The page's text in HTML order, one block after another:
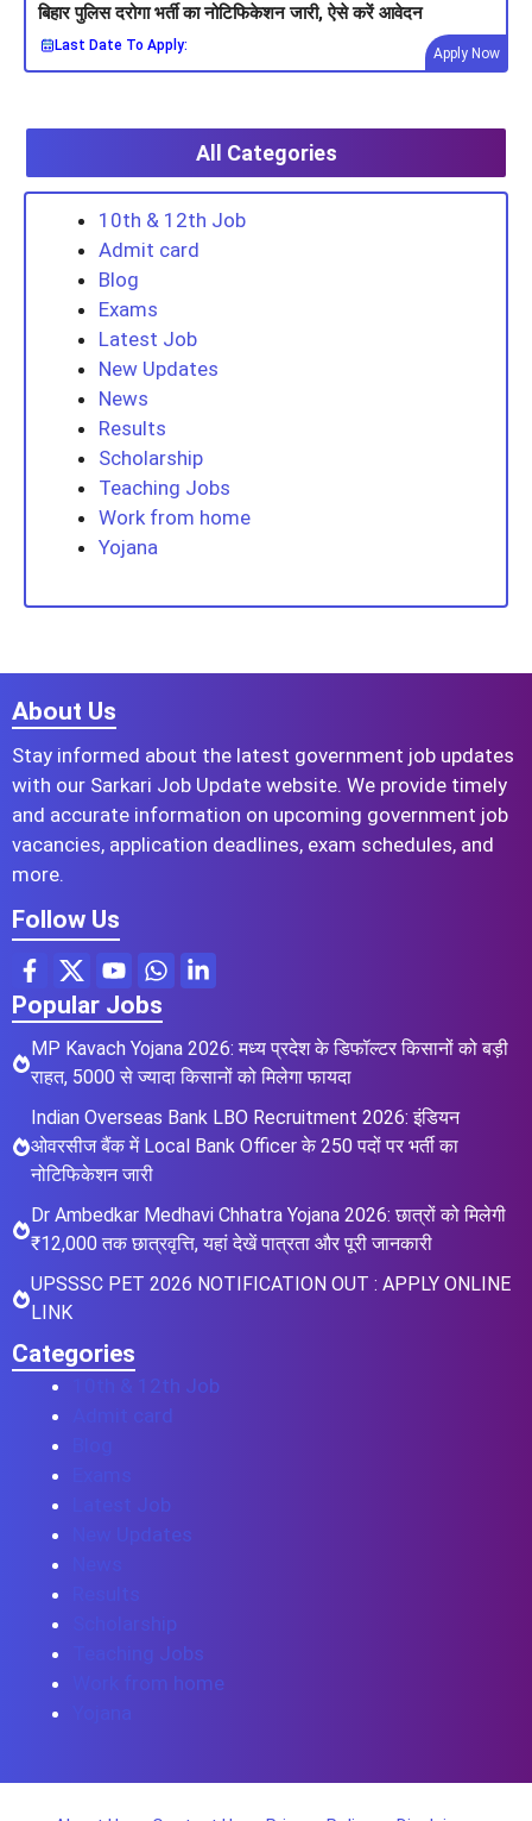
बिहार पुलिस दरोगा भर्ती का नोटिफिकेशन जारी, ऐसे करें आवेदन
Last Date To Apply:
Apply Now
All Categories
10th & 12th Job
Admit card
Blog
Exams
Latest Job
New Updates
News
Results
Scholarship
Teaching Jobs
Work from home
Yojana
About Us
Stay informed about the latest government job updates
with our Sarkari Job Update website. We provide timely
and accurate information on upcoming government job
vacancies, application deadlines, exam schedules, and
more.
Follow Us
Popular Jobs
MP Kavach Yojana 2026: मध्य प्रदेश के डिफॉल्टर किसानों को बड़ी
राहत, 5000 से ज्यादा किसानों को मिलेगा फायदा
Indian Overseas Bank LBO Recruitment 2026: इंडियन
ओवरसीज बैंक में Local Bank Officer के 250 पदों पर भर्ती का
नोटिफिकेशन जारी
Dr Ambedkar Medhavi Chhatra Yojana 2026: छात्रों को मिलेगी
₹12,000 तक छात्रवृत्ति, यहां देखें पात्रता और पूरी जानकारी
UPSSSC PET 2026 NOTIFICATION OUT : APPLY ONLINE
LINK
Categories
10th & 12th Job
Admit card
Latest Job
New Updates
Results
Scholarship
Teaching Jobs
Work from home